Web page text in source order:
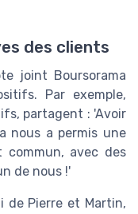
des clients
joint Boursorama
Par exemple,
partagent : 'Avoir
nous a permis une
avec des
de nous !'
de Pierre et Martin,